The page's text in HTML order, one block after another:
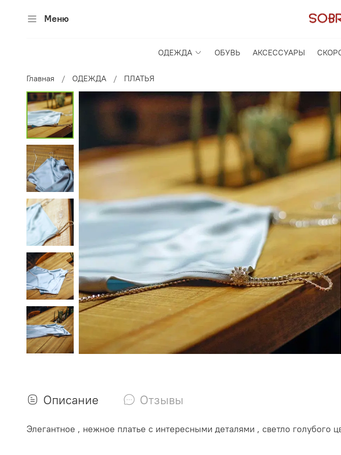
Меню
ОДЕЖДА ОБУВЬ АКСЕССУАРЫ
Главная ОДЕЖДА ПЛАТЬЯ
Описание Отзывы
Элегантное , нежное платье с интересными деталями , светло голубого